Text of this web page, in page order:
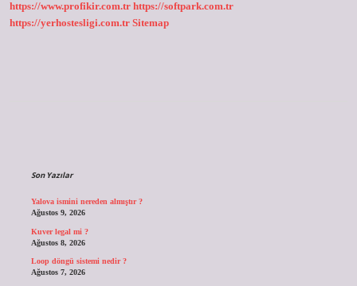
https://www.profikir.com.tr https://softpark.com.tr
https://yerhostesligi.com.tr Sitemap
Son Yazılar
Yalova ismini nereden almıştır ?
Ağustos 9, 2026
Kuver legal mi ?
Ağustos 8, 2026
Loop döngü sistemi nedir ?
Ağustos 7, 2026